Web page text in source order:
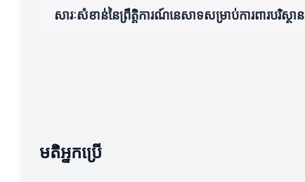
សារៈសំខាន់នៃព្រឹត្តិការណ៍នេសាទសម្រាប់ការពារបរិស្ថាន
មតិអ្នកប្រើ